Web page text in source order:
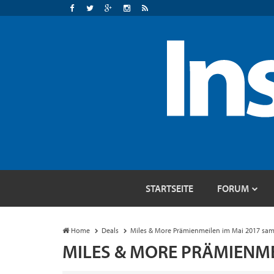
STARTSEITE FORUM
Home Deals Miles & More Prämienmeilen im Mai 2017
MILES & MORE